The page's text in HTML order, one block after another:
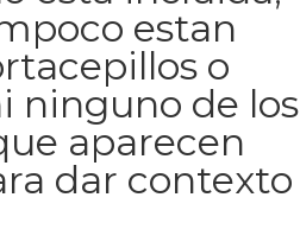
estan
o
ninguno de los
aparecen
dar contexto